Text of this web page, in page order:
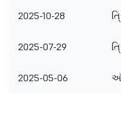
2025-10-28
2025-07-29
2025-05-06